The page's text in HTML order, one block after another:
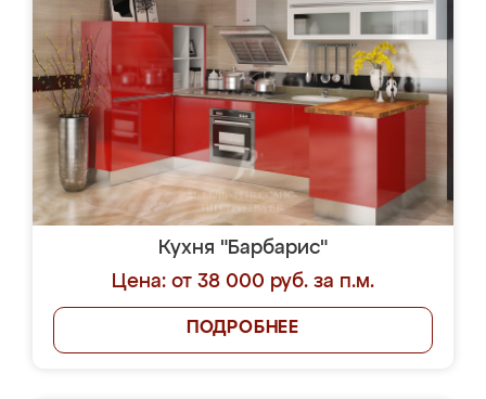
Кухня "Барбарис"
Цена: от 38 000 руб. за п.м.
ПОДРОБНЕЕ